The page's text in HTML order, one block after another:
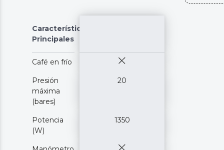
Características
Principales
Café en frío
Presión
máxima
(bares)
20
Potencia
(W)
1350